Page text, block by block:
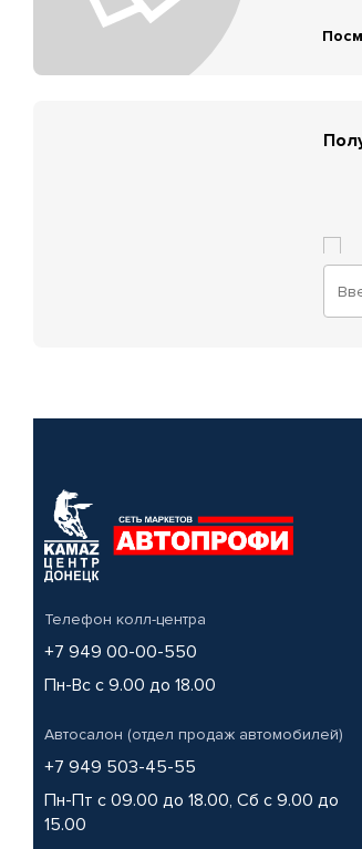
Телефон колл-центра
+7 949 00-00-550
Пн-Вс с 9.00 до 18.00
Автосалон (отдел продаж автомобилей)
+7 949 503-45-55
Пн-Пт с 09.00 до 18.00, Сб с 9.00 до
15.00